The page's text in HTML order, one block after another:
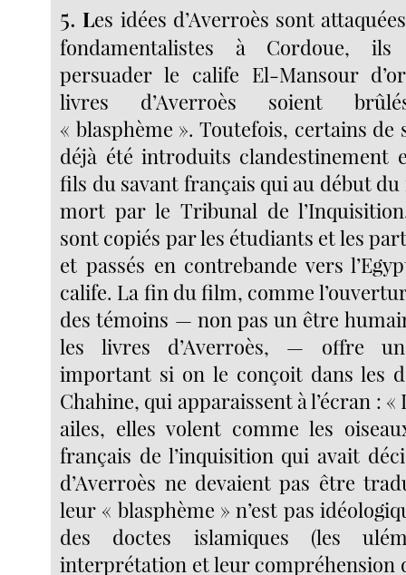
5. Les idées d’Averroès sont
fondamentalistes à Cordoue,
persuader le calife El-Mansour
livres d’Averroès soient
« blasphème ». Toutefois, certains de
déjà été introduits clandestinement
fils du savant français qui au début
mort par le Tribunal de
sont copiés par les étudiants et les
et passés en contrebande vers
calife. La fin du film, comme
des témoins — non pas un être
les livres d’Averroès, — offre
important si on le conçoit dans les
Chahine, qui apparaissent à l’écran : «
ailes, elles volent comme les
français de l’inquisition qui avait
d’Averroès ne devaient pas être
leur « blasphème » n’est pas
des doctes islamiques (les
interprétation et leur compréhension